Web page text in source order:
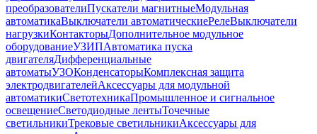
преобразователиПускатели магнитныеМодульная
автоматикаВыключатели автоматическиеРелеВыключатели
нагрузкиКонтакторыДополнительное модульное
оборудованиеУЗИПАвтоматика пуска
двигателяДифференциальные
автоматыУЗОКонденсаторыКомплексная защита
электродвигателейАксессуары для модульной
автоматикиСветотехникаПромышленное и сигнальное
освещениеСветодиодные лентыТочечные
светильникиТрековые светильникиАксессуары для